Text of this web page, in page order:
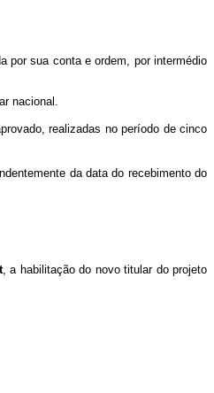
por sua conta e ordem, por intermédio
nacional.
realizadas no período de cinco
da data do recebimento do
, a habilitação do novo titular do projeto